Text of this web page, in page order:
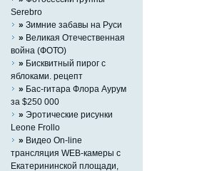
Serebro
» Зимние забавы на Руси
» Великая Отечественная
война (ФОТО)
» Бисквитный пирог с
яблоками. рецепт
» Бас-гитара Флора Аурум
за $250 000
» Эротические рисунки
Leone Frollo
» Видео On-line
трансляция WEB-камеры с
Екатерининской площади,